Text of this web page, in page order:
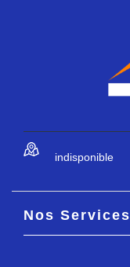
indisponible
Nos Services